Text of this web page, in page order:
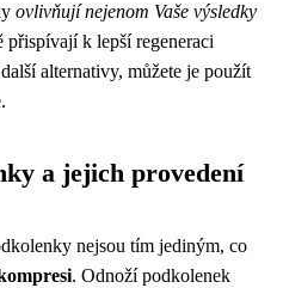
ovlivňují nejenom Vaše výsledky
přispívají k lepší regeneraci
alternativy, můžete je použít
a jejich provedení
nejsou tím jediným, co
. Odnoží podkolenek